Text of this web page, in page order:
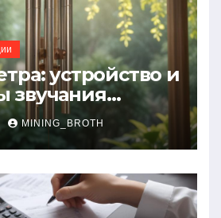
устройство и
звучания
MINING_BROTH